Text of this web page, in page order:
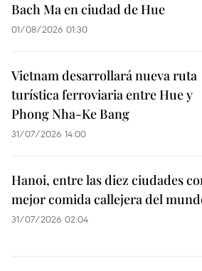
Bach Ma en ciudad de Hue
01/08/2026 01:30
Vietnam desarrollará nueva ruta
turística ferroviaria entre Hue y
Phong Nha-Ke Bang
31/07/2026 14:00
Hanoi, entre las diez ciudades
mejor comida callejera del
31/07/2026 02:04